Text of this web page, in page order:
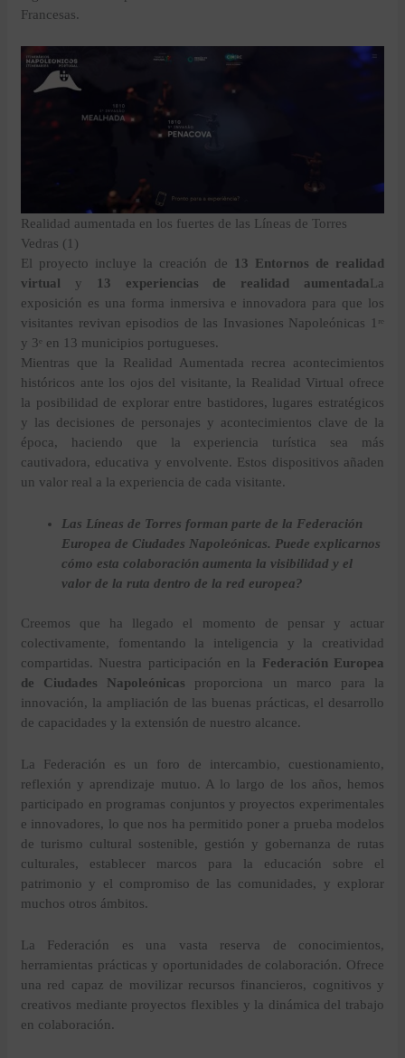
Francesas.
Realidad aumentada en los fuertes de las Líneas de Torres
Vedras (1)
El proyecto incluye la creación de
13 Entornos de realidad
virtual y 13 experiencias de realidad aumentadaLa
exposición es una forma inmersiva e innovadora para que los
visitantes revivan episodios de las Invasiones Napoleónicas 1ʳᵉ
y 3ᵉ en 13 municipios portugueses.
Mientras que la Realidad Aumentada recrea acontecimientos
históricos ante los ojos del visitante, la Realidad Virtual ofrece
la posibilidad de explorar entre bastidores, lugares estratégicos
y las decisiones de personajes y acontecimientos clave de la
época, haciendo que la experiencia turística sea más
cautivadora, educativa y envolvente. Estos dispositivos añaden
un valor real a la experiencia de cada visitante.
Las Líneas de Torres forman parte de la Federación
Europea de Ciudades Napoleónicas. Puede explicarnos
cómo esta colaboración aumenta la visibilidad y el
valor de la ruta dentro de la red europea?
Creemos que ha llegado el momento de pensar y actuar
colectivamente, fomentando la inteligencia y la creatividad
compartidas. Nuestra participación en la Federación Europea
de Ciudades Napoleónicas proporciona un marco para la
innovación, la ampliación de las buenas prácticas, el desarrollo
de capacidades y la extensión de nuestro alcance.
La Federación es un foro de intercambio, cuestionamiento,
reflexión y aprendizaje mutuo. A lo largo de los años, hemos
participado en programas conjuntos y proyectos experimentales
e innovadores, lo que nos ha permitido poner a prueba modelos
de turismo cultural sostenible, gestión y gobernanza de rutas
culturales, establecer marcos para la educación sobre el
patrimonio y el compromiso de las comunidades, y explorar
muchos otros ámbitos.
La Federación es una vasta reserva de conocimientos,
herramientas prácticas y oportunidades de colaboración. Ofrece
una red capaz de movilizar recursos financieros, cognitivos y
creativos mediante proyectos flexibles y la dinámica del trabajo
en colaboración.